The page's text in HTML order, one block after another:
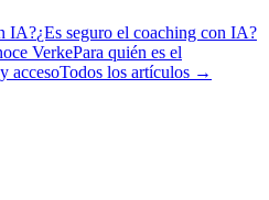
IA?¿Es seguro el coaching con IA?
VerkePara quién es el
accesoTodos los artículos →